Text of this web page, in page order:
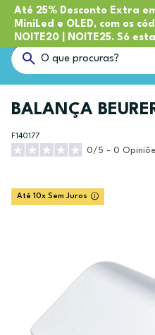
Até 25% Desconto Extra
MiniLed e OLED, com os
NOITE20 | NOITE25. Só
BALANÇA
F140177
0/5 - 0
Até 10x Sem Juros